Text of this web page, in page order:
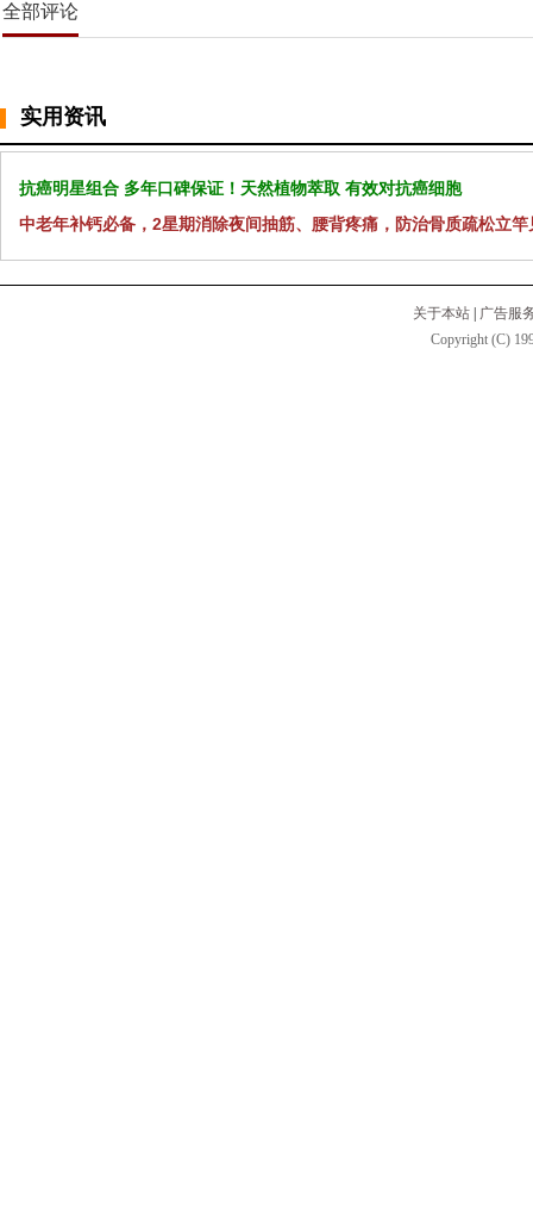
全部评论
实用资讯
抗癌明星组合 多年口碑保证！天然植物萃取 有效对抗癌细胞
中老年补钙必备，2星期消除夜间抽筋、腰背疼痛，防治骨质疏松立竿
关于本站
广告服
Copyright (C)